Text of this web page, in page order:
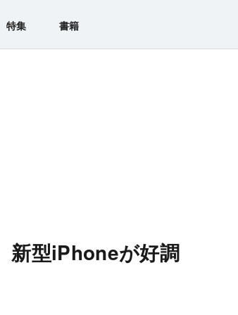
特集 書籍
新型iPhoneが好調